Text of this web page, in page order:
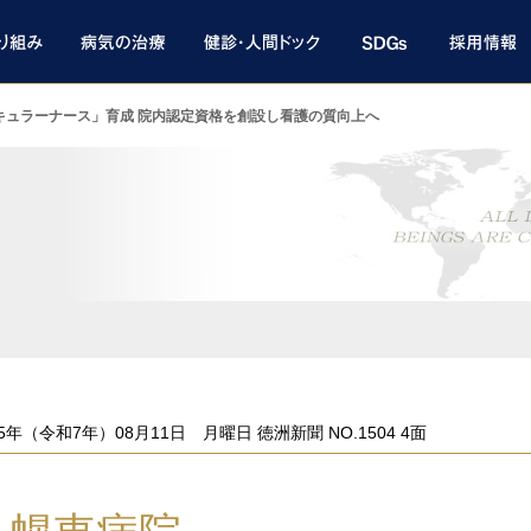
ュラーナース」育成 院内認定資格を創設し看護の質向上へ
年（令和7年）08月11日 月曜日 徳洲新聞 NO.1504 4面